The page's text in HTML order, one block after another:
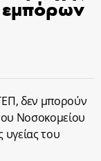
εμπόρων
δεν μπορούν
Νοσοκομείου
υγείας του